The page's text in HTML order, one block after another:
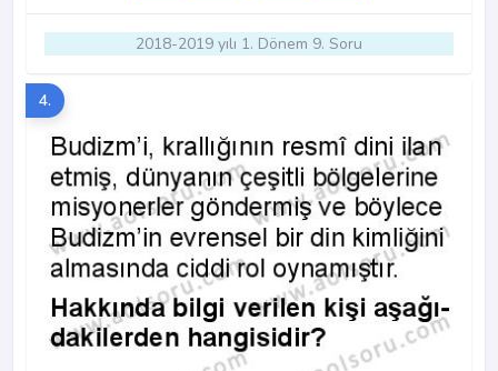
2018-2019 yılı 1. Dönem 9. Soru
4.